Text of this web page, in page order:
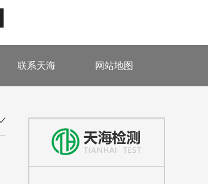
联系天海 网站地图